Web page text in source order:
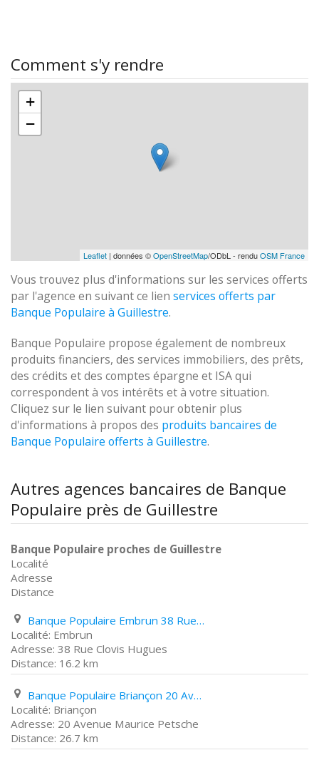
Comment s'y rendre
+
−
Leaflet | données ©OpenStreetMap/ODbL - renduOSM France
Vous trouvez plus d'informations sur les services offerts
par l'agence en suivant ce lien services offerts par
Banque Populaire à Guillestre.
Banque Populaire propose également de nombreux
produits financiers, des services immobiliers, des prêts,
des crédits et des comptes épargne et ISA qui
correspondent à vos intérêts et à votre situation.
Cliquez sur le lien suivant pour obtenir plus
d'informations à propos des produits bancaires de
Banque Populaire offerts à Guillestre.
Autres agences bancaires de Banque
Populaire près de Guillestre
Banque Populaire proches de Guillestre
Localité
Adresse
Distance
Banque Populaire Embrun 38 Rue Clovis Hugues
Embrun
38 Rue Clovis Hugues
16.2 km
Banque Populaire Briançon 20 Avenue Maurice Petsche
Briançon
20 Avenue Maurice Petsche
26.7 km